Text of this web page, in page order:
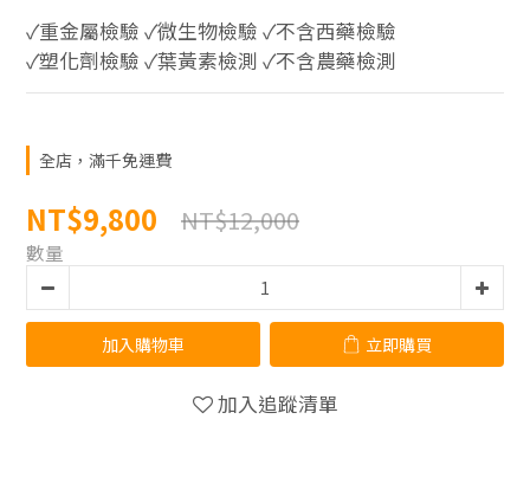
✓重金屬檢驗 ✓微生物檢驗 ✓不含西藥檢驗
✓塑化劑檢驗 ✓葉黃素檢測 ✓不含農藥檢測
全店，滿千免運費
NT$9,800 NT$12,000
數量
加入購物車 立即購買
加入追蹤清單